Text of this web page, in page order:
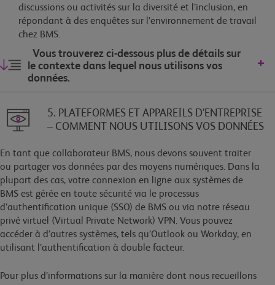
discussions ou activités sur la diversité et l’inclusion, en
répondant à des enquêtes sur l’environnement de travail
chez BMS.
Vous trouverez ci-dessous plus de détails sur
le contexte dans lequel nous utilisons vos
données.
5. PLATEFORMES ET APPAREILS D’ENTREPRISE
– COMMENT NOUS UTILISONS VOS DONNÉES
En tant que collaborateur BMS, nous devons souvent traiter
ou partager vos données par des moyens numériques. Dans la
plupart des cas, votre connexion en ligne aux systèmes de
BMS est gérée en toute sécurité via le processus
d’authentification unique (SSO) de BMS ou via notre réseau
privé virtuel (Virtual Private Network) VPN. Vous pouvez
accéder à d’autres systèmes, tels qu’Outlook ou Workday, en
utilisant l’authentification à double facteur.
Pour plus d’informations sur la manière dont nous recueillons